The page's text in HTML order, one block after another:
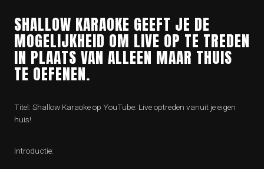
SHALLOW KARAOKE GEEFT JE DE
MOGELIJKHEID OM LIVE OP TE TREDEN
IN PLAATS VAN ALLEEN MAAR THUIS
TE OEFENEN.
Titel: Shallow Karaoke op YouTube: Live optreden vanuit je eigen
huis!
Introductie: